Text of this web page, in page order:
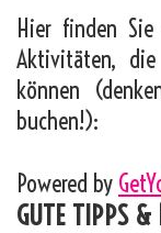
Hier finden
Aktivitäten,
können
buchen!):
Powered by
GUTE TIPPS &